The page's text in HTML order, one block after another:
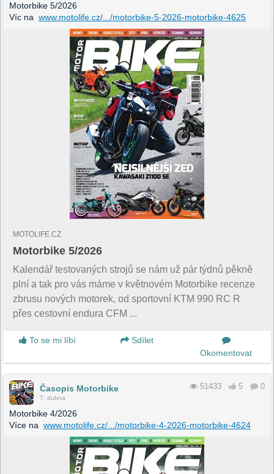
Motorbike 5/2026
Víc na www.motolife.cz/.../motorbike-5-2026-motorbike-4625
MOTOLIFE.CZ
Motorbike 5/2026
Kalendář testovaných strojů se nám už pár týdnů pěkně
plní a tak pro vás máme v květnovém Motorbike recenze
zbrusu nových motorek, od sportovní KTM 990 RC R
přes cestovní endura CFM ...
To se mi líbí
Sdílet
Okomentovat
Časopis Motorbike
7. dubna
51433 5 0
Motorbike 4/2026
Více na www.motolife.cz/.../motorbike-4-2026-motorbike-4624